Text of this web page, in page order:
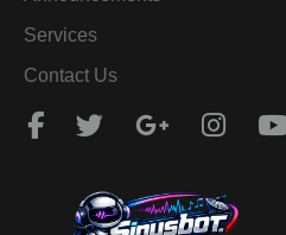
Services
Contact Us